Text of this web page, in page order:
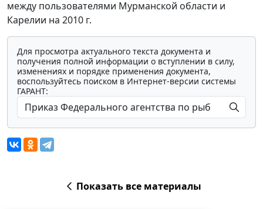
между пользователями Мурманской области и
Карелии на 2010 г.
Для просмотра актуального текста документа и
получения полной информации о вступлении в силу,
изменениях и порядке применения документа,
воспользуйтесь поиском в Интернет-версии системы
ГАРАНТ:
Показать все материалы